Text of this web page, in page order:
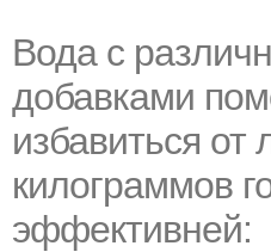
Вода с
добавками
избавиться от
килограммов
эффективней: